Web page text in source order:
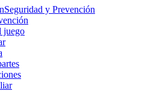
Seguridad y Prevención
juego